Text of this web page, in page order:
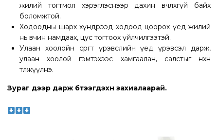
жилий тогтмол хэрэглэснээр дахин өвчлөхгүй байх
боломжтой.
Ходоодны шарх хүндрээд ходоод цоорох үед жилий
нь өвчин намдаах, цус тогтоох үйлчилгээтэй.
Улаан хоолойн сөөргөөт үрэвслийн үед үрэвсэл дарж,
улаан хоолой гэмтэхээс хамгаалан, салстыг нөхөн
төлжүүлнэ.
Зураг дээр дарж бүтээгдэхүүн захиалаарай.